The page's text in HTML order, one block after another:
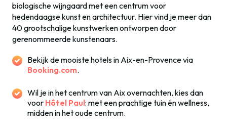
biologische wijngaard met een centrum voor
hedendaagse kunst en architectuur. Hier vind je meer dan
40 grootschalige kunstwerken ontworpen door
gerenommeerde kunstenaars.
Bekijk de mooiste hotels in Aix-en-Provence via
Booking.com.
Wil je in het centrum van Aix overnachten, kies dan
voor Hôtel Paul: met een prachtige tuin én wellness,
midden in het oude centrum.